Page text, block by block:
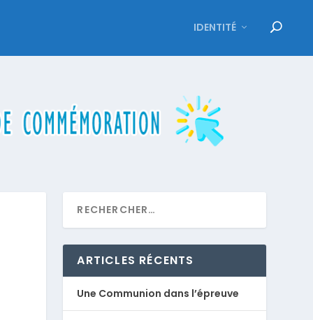
IDENTITÉ
ARTICLES RÉCENTS
Une Communion dans l’épreuve